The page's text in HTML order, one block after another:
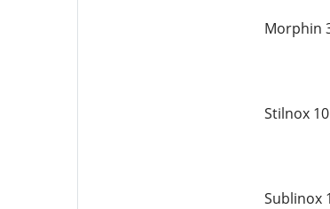
Morphin
Stilnox
Sublinox